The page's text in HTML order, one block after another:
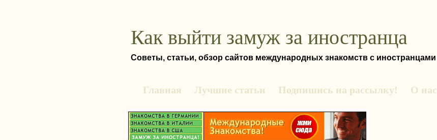
Как выйти замуж за иностранца
Советы, статьи, обзор сайтов международных знакомств с иностранцами
Главная Лучшие статьи Подпишись на рассылку! О нас